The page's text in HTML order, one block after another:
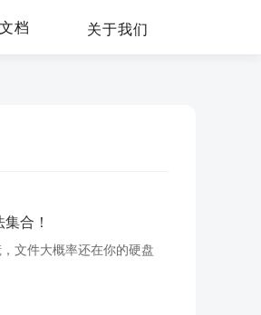
档 关于我们
合！
文件大概率还在你的硬盘